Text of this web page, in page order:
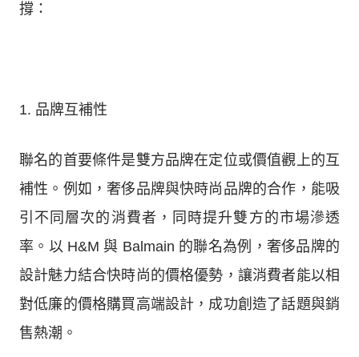
撐：
1. 品牌互補性
聯名的首要條件是雙方品牌在定位或價值觀上的互
補性。例如，奢侈品牌與快時尚品牌的合作，能吸
引不同層次的消費者，同時提升雙方的市場滲透
率。以 H&M 與 Balmain 的聯名為例，奢侈品牌的
設計魅力結合快時尚的價格優勢，讓消費者能以相
對低廉的價格購買高端設計，成功創造了話題與銷
售熱潮。